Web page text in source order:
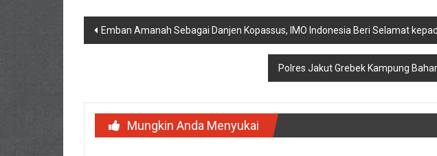
Navigasi
Emban Amanah Sebagai Danjen Kopassus, IMO Indonesia Beri Selamat
Polres Jakut Grebek Kampung
Mungkin Anda Menyukai